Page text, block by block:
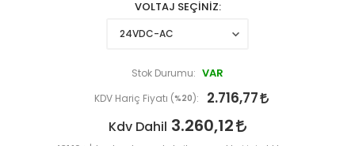
VOLTAJ SEÇİNİZ
Stok Durumu: VAR
KDV Hariç Fiyatı (%20 ): 2.716,77
Kdv Dahil 3.260,12